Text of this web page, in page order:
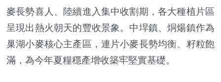
麥長勢喜人、陸續進入集中收割期，各大種植片區
呈現出熱火朝天的豐收景象。中垾鎮、烔煬鎮作為
巢湖小麥核心主產區，連片小麥長勢均衡、籽粒飽
滿，為今年夏糧穩產增收築牢堅實基礎。